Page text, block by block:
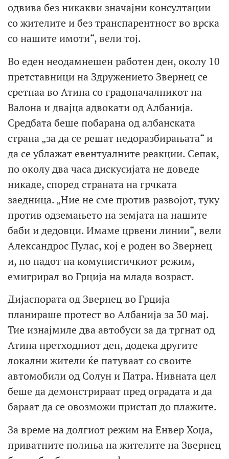
одвива без никакви значајни консултации
со жителите и без транспарентност во врска
со нашите имоти“, вели тој.
Во еден неодамнешен работен ден, околу 10
претставници на Здружението Звернец се
сретнаа во Атина со градоначалникот на
Валона и двајца адвокати од Албанија.
Средбата беше побарана од албанската
страна „за да се решат недоразбирањата“ и
да се ублажат евентуалните реакции. Сепак,
по околу два часа дискусијата не доведе
никаде, според страната на грчката
заедница. „Ние не сме против развојот, туку
против одземањето на земјата на нашите
баби и дедовци. Имаме црвени линии“, вели
Александрос Пулас, кој е роден во Звернец
и, по падот на комунистичкиот режим,
емигрирал во Грција на млада возраст.
Дијаспората од Звернец во Грција
планираше протест во Албанија за 30 мај.
Тие изнајмиле два автобуси за да тргнат од
Атина претходниот ден, додека другите
локални жители ќе патуваат со своите
автомобили од Солун и Патра. Нивната цел
беше да демонстрираат пред оградата и да
бараат да се овозможи пристап до плажите.
За време на долгиот режим на Енвер Хоџа,
приватните полиња на жителите на Звернец